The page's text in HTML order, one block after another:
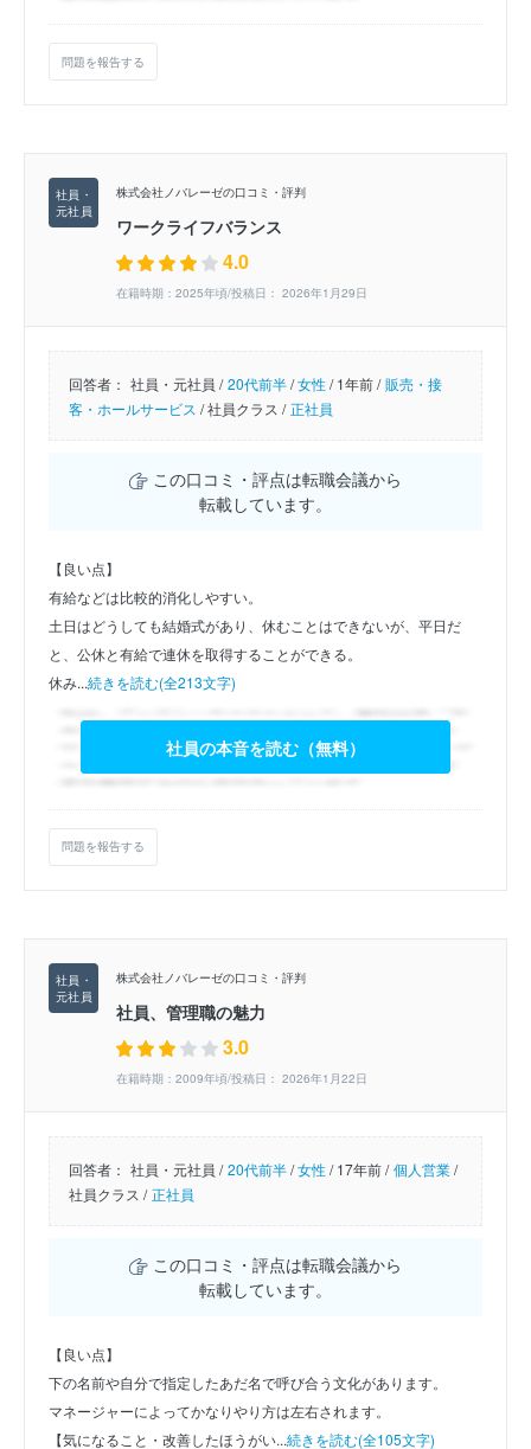
問題を報告する
株式会社ノバレーゼの口コミ・評判
ワークライフバランス
4.0
在籍時期：2025年頃/投稿日： 2026年1月29日
回答者： 社員・元社員 / 20代前半/女性/1年前 / 販売・接
客・ホールサービス /社員クラス / 正社員
この口コミ・評点は転職会議から
転載しています。
【良い点】
有給などは比較的消化しやすい。
土日はどうしても結婚式があり、休むことはできないが、平日だ
と、公休と有給で連休を取得することができる。
休み...続きを読む(全213文字)
社員の本音を読む（無料）
問題を報告する
株式会社ノバレーゼの口コミ・評判
社員、管理職の魅力
3.0
在籍時期：2009年頃/投稿日： 2026年1月22日
回答者： 社員・元社員 / 20代前半/女性/17年前 / 個人営業/
社員クラス / 正社員
この口コミ・評点は転職会議から
転載しています。
【良い点】
下の名前や自分で指定したあだ名で呼び合う文化があります。
マネージャーによってかなりやり方は左右されます。
【気になること・改善したほうがい...続きを読む(全105文字)